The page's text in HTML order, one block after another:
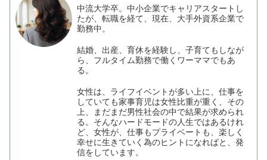
中流大学卒。中小企業でキャリアスタートし
たが、転職を経て、現在、大手外資系企業で
勤務中。
結婚、出産、育休を経験し、子育てもしなが
ら、フルタイム勤務で働くワーママでもあ
る。
女性は、ライフイベントが多い上に、仕事を
していても家事育児は女性比重が重く、その
上、まだまだ男性社会の中で結果が求められ
る。そんなハードモードの人生ではあるけれ
ど、女性が、仕事もプライベートも、楽しく
幸せに生きていく為のヒントになればと、発
信をしています。